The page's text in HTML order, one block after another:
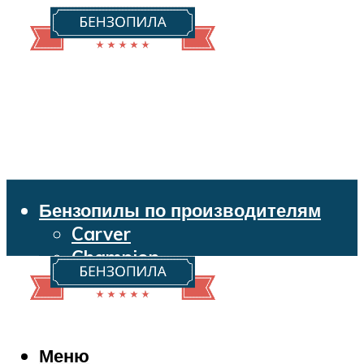
Бензопилы по производителям
Carver
Champion
Echo
Husqvarna
Makita
Меню